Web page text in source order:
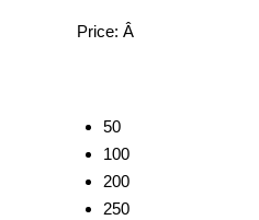
Price: Â
50
100
200
250